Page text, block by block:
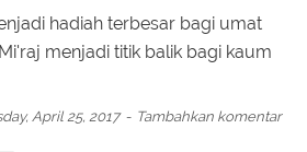
hadiah terbesar bagi umat
menjadi titik balik bagi kaum
April 25, 2017 Tambahkan komentar